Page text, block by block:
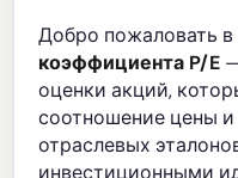
Добро пожаловать в
коэффициента P/E
оценки акций,
соотношение цены
отраслевых
инвестиционными